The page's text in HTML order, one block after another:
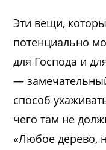
Эти вещи,
потенциально
для Господа и
—
способ
чего там не
«Любое дерево,